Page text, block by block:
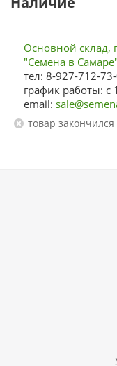
Основной склад,
"Семена в Самаре"
тел: 8-927-712-
график работы:
email:
Товар закончился